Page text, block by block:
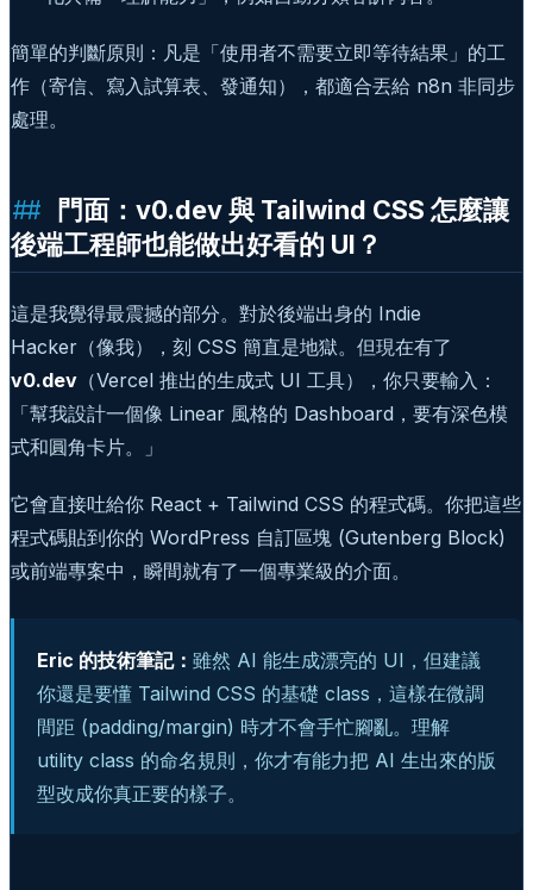
簡單的判斷原則：凡是「使用者不需要立即等待結果」的工
作（寄信、寫入試算表、發通知），都適合丟給 n8n 非同步
處理。
門面：v0.dev 與 Tailwind CSS 怎麼讓
後端工程師也能做出好看的 UI？
這是我覺得最震撼的部分。對於後端出身的 Indie
Hacker（像我），刻 CSS 簡直是地獄。但現在有了
v0.dev （Vercel 推出的生成式 UI 工具），你只要輸入：
「幫我設計一個像 Linear 風格的 Dashboard，要有深色模
式和圓角卡片。」
它會直接吐給你 React + Tailwind CSS 的程式碼。你把這些
程式碼貼到你的 WordPress 自訂區塊 (Gutenberg Block)
或前端專案中，瞬間就有了一個專業級的介面。
Eric 的技術筆記：雖然 AI 能生成漂亮的 UI，但建議
你還是要懂 Tailwind CSS 的基礎 class，這樣在微調
間距 (padding/margin) 時才不會手忙腳亂。理解
utility class 的命名規則，你才有能力把 AI 生出來的版
型改成你真正要的樣子。